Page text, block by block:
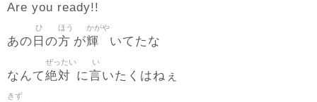
Are you ready!!
あの 日
ひ
の方
ほう
が輝
かがや
いてたな
なんて絶対
ぜったい
に言
い
いたくはねぇ
きず